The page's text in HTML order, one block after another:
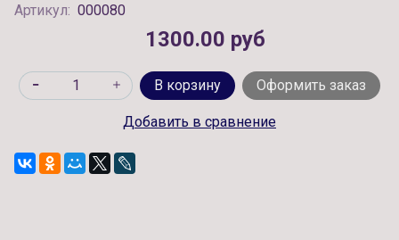
Артикул: 000080
1300.00 руб
В корзину Оформить заказ
Добавить в сравнение